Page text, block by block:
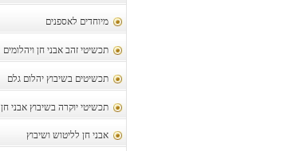
מיוחדים לאספנים
תכשיטי זהב אבני חן ויהלומים
תכשיטים בשיבוץ יהלום גלם
תכשיטי יוקרה בשיבוץ אבני חן
אבני חן לליטוש ושיבוץ